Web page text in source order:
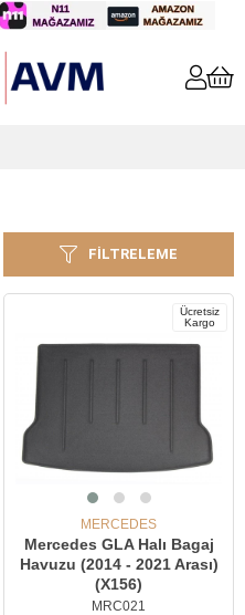
FILTRELEME
Ücretsiz
Kargo
MERCEDES
Mercedes GLA Halı Bagaj
Havuzu (2014 - 2021 Arası)
(X156)
MRC021